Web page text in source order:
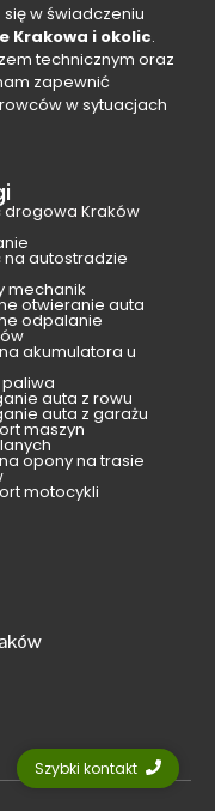
w świadczeniu
Krakowa i okolic.
technicznym oraz
zapewnić
w sytuacjach
drogowa Kraków
na autostradzie
mechanik
otwieranie auta
odpalanie
akumulatora u
auta z rowu
auta z garażu
maszyn
opony na trasie
motocykli
Szybki kontakt